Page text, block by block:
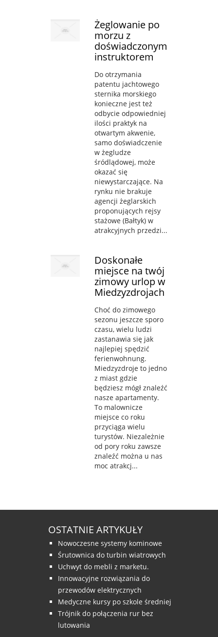
Żeglowanie po
morzu z
doświadczonym
instruktorem
Do otrzymania
patentu jachtowego
sternika morskiego
konieczne jest też
odbycie odpowiedniej
ilości praktyk na
otwartym akwenie,
samo doświadczenie
w żegludze
śródlądowej, może
okazać się
niewystarczające. Na
rynku nie brakuje
agencji żeglarskich
proponujących rejsy
stażowe (Bałtyk) w
atrakcyjnych przedzi...
Doskonałe
miejsce na twój
zimowy urlop w
Miedzyzdrojach
Choć do zimowego
sezonu jeszcze sporo
czasu, wielu ludzi
zastanawia się jak
najlepiej spędzić
ferienwohnung.
Miedzyzdroje to jedno
z miast gdzie
będziesz mógł znaleźć
nasze apartamenty.
To malownicze
miejsce co roku
przyciąga wielu
turystów. Niezależnie
od pory roku zawsze
znaleźć można u nas
moc atrakcj...
OSTATNIE ARTYKUŁY
Nowoczesne systemy kominowe
Śrutownica do turbin wiatrowych
Uchwyt do mebli z marketu.
Innowacyjne rozwiązania do
przewodów elektrycznych
Medyczne kursy po szkole średniej
Trójnik do połączenia rur bez
lutowania